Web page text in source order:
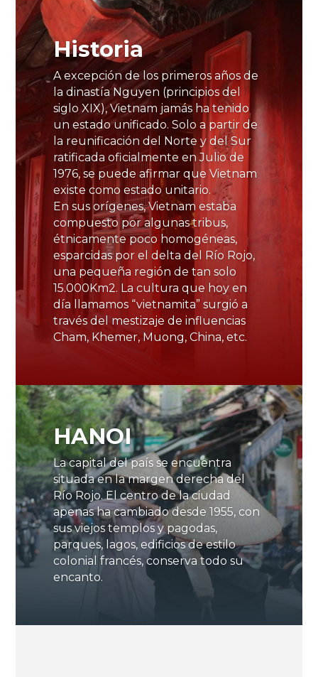
Historia
A excepción de los primeros años de
la dinastía Nguyen (principios del
siglo XIX), Vietnam jamás ha tenido
un estado unificado. Solo a partir de
la reunificación del Norte y del Sur
ratificada oficialmente en Julio de
1976, se puede afirmar que Vietnam
existe como estado unitario.
En sus orígenes, Vietnam estaba
compuesto por algunas tribus,
étnicamente poco homogéneas,
esparcidas por el delta del Río Rojo,
una pequeña región de tan solo
15.000Km2. La cultura que hoy en
día llamamos “vietnamita” surgió a
través del mestizaje de influencias
Cham, Khemer, Muong, China, etc.
HANOI
La capital del país se encuentra
situada en la margen derecha del
Río Rojo. El centro de la ciudad
apenas ha cambiado desde 1955, con
sus viejos templos y pagodas,
parques, lagos, edificios de estilo
colonial francés, conserva todo su
encanto.